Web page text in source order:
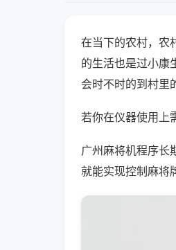
在当下的农村，农
的生活也是过小康
会时不时的到村里
若你在仪器使用上
广州麻将机程序长
就能实现控制麻将